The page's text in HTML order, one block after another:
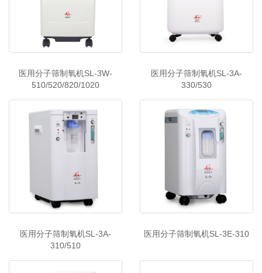
医用分子筛制氧机SL-3W-
510/520/820/1020
医用分子筛制氧机SL-3A-
330/530
医用分子筛制氧机SL-3A-
310/510
医用分子筛制氧机SL-3E-310